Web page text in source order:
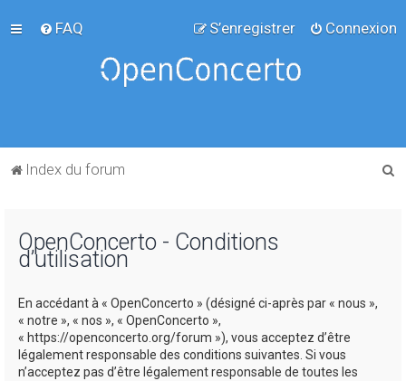
FAQ Connexion
S’enregistrer
Index du forum
OpenConcerto - Conditions
d’utilisation
En accédant à « OpenConcerto » (désigné ci-après par « nous »,
« notre », « nos », « OpenConcerto »,
« https://openconcerto.org/forum »), vous acceptez d’être
légalement responsable des conditions suivantes. Si vous
n’acceptez pas d’être légalement responsable de toutes les